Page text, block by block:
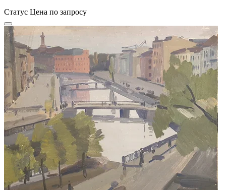
Статус Цена по запросу